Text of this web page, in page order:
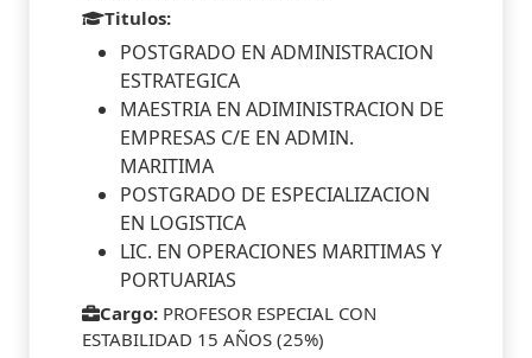
Titulos:
POSTGRADO EN ADMINISTRACION
ESTRATEGICA
MAESTRIA EN ADIMINISTRACION DE
EMPRESAS C/E EN ADMIN.
MARITIMA
POSTGRADO DE ESPECIALIZACION
EN LOGISTICA
LIC. EN OPERACIONES MARITIMAS Y
PORTUARIAS
Cargo: PROFESOR ESPECIAL CON
ESTABILIDAD 15 AÑOS (25%)